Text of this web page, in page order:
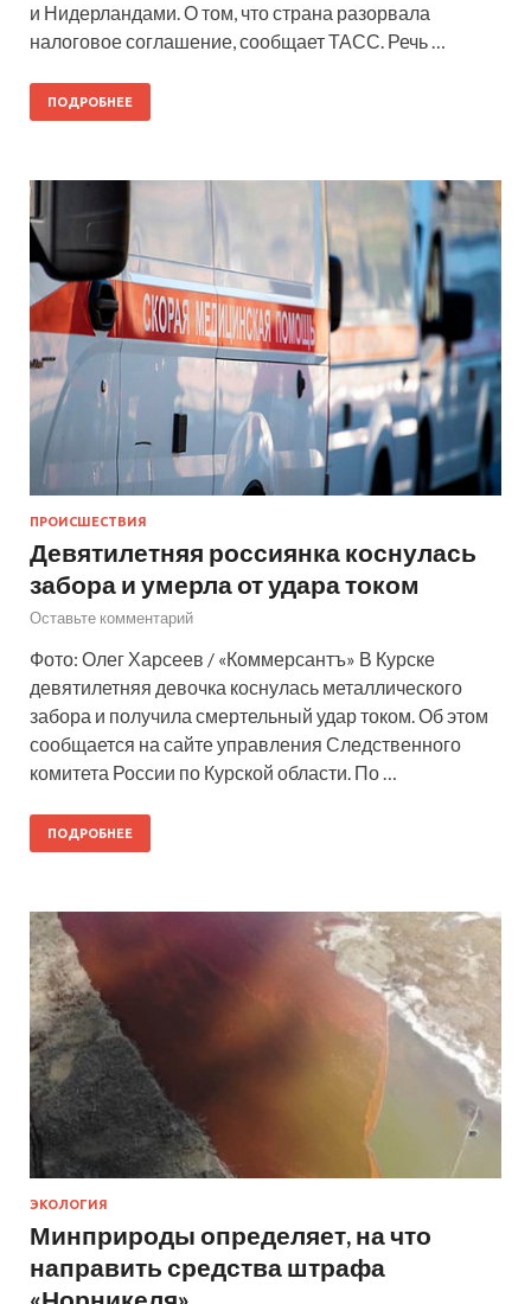
и Нидерландами. О том, что страна разорвала
налоговое соглашение, сообщает ТАСС. Речь …
ПОДРОБНЕЕ
ПРОИСШЕСТВИЯ
Девятилетняя россиянка коснулась
забора и умерла от удара током
Оставьте комментарий
Фото: Олег Харсеев / «Коммерсантъ» В Курске
девятилетняя девочка коснулась металлического
забора и получила смертельный удар током. Об этом
сообщается на сайте управления Следственного
комитета России по Курской области. По …
ПОДРОБНЕЕ
ЭКОЛОГИЯ
Минприроды определяет, на что
направить средства штрафа